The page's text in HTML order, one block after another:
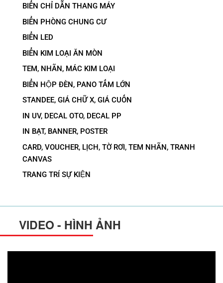
BIỂN CHỈ DẪN THANG MÁY
BIỂN PHÒNG CHUNG CƯ
BIỂN LED
BIỂN KIM LOẠI ĂN MÒN
TEM, NHÃN, MÁC KIM LOẠI
BIỂN HỘP ĐÈN, PANO TẤM LỚN
STANDEE, GIÁ CHỮ X, GIÁ CUỐN
IN UV, DECAL OTO, DECAL PP
IN BẠT, BANNER, POSTER
CARD, VOUCHER, LỊCH, TỜ RƠI, TEM NHÃN, TRANH
CANVAS
TRANG TRÍ SỰ KIỆN
VIDEO - HÌNH ẢNH